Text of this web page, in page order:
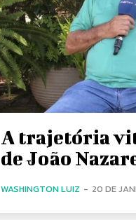
A trajetória
de João
WASHINGTON LUIZ - 20 DE